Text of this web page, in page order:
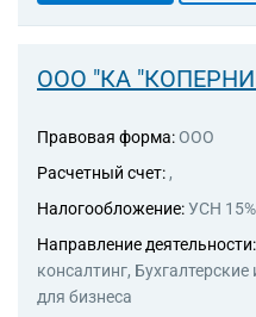
ООО "КА
Правовая форма: ООО
Расчетный счет: ,
Налогообложение:УСН 15%
Направление деятельности:
консалтинг,
для бизнеса